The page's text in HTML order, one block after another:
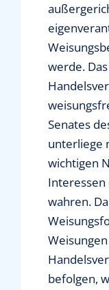
werde.
Senates
unterliege
wichtigen
wahren.
befolgen,